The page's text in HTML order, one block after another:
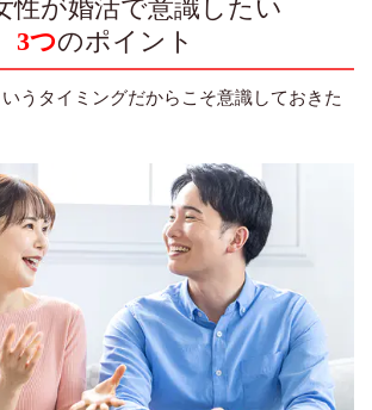
性が婚活で意識したい
3つのポイント
うタイミングだからこそ意識しておきた